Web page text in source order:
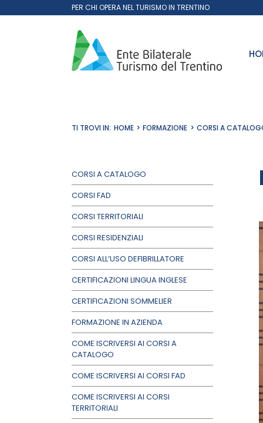
al
PER CHI OPERA NEL TURISMO IN TRENTINO
TI TROVI IN: HOME FORMAZIONE CORSI A
CORSI A CATALOGO
CORSI FAD
CORSI TERRITORIALI
CORSI RESIDENZIALI
CORSI ALL’USO DEFIBRILLATORE
CERTIFICAZIONI LINGUA INGLESE
CERTIFICAZIONI SOMMELIER
FORMAZIONE IN AZIENDA
COME ISCRIVERSI AI CORSI A
CATALOGO
COME ISCRIVERSI AI CORSI FAD
COME ISCRIVERSI AI CORSI
TERRITORIALI